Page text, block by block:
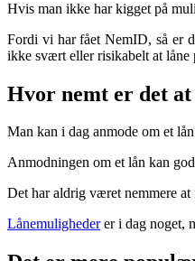
Hvis man ikke har kigget på
Fordi vi har fået NemID, så er
ikke svært eller risikabelt at låne
Hvor nemt er det at
Man kan i dag anmode om et
Anmodningen om et lån kan
Det har aldrig været nemmere
Lånemulighederer i dag noget,